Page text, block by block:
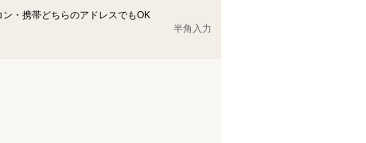
・携帯どちらのアドレスでもOK
半角入力